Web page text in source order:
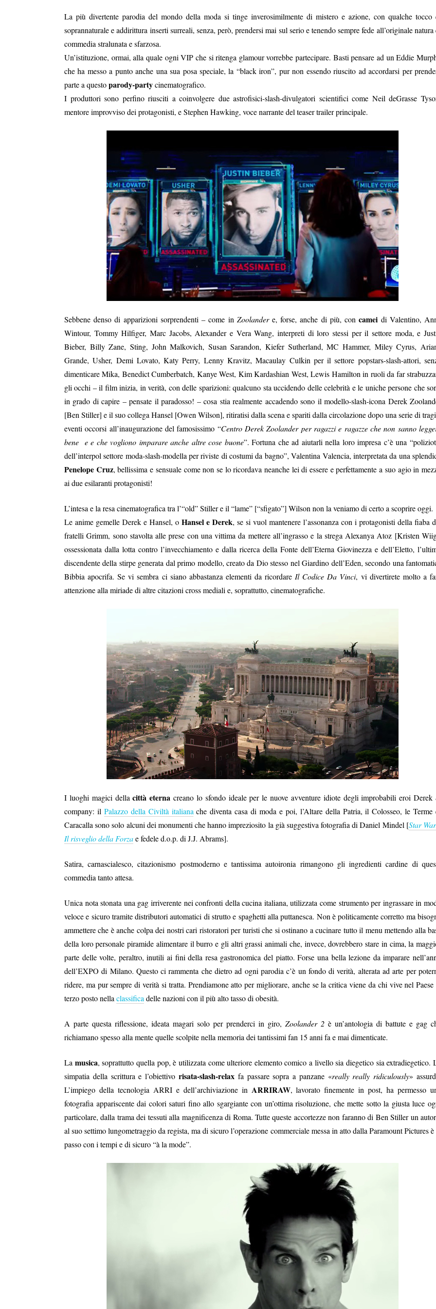
La più divertente parodia del mondo della moda si tinge inverosimilmente di mistero e azione, con qualche tocco
soprannaturale e addirittura inserti surreali, senza, però, prendersi mai sul serio e tenendo sempre fede all’originale natura
commedia stralunata e sfarzosa.
Un’istituzione, ormai, alla quale ogni VIP che si ritenga glamour vorrebbe partecipare. Basti pensare ad un Eddie
che ha messo a punto anche una sua posa speciale, la “black iron”, pur non essendo riuscito ad accordarsi per
parte a questoparody-partycinematografico.
I produttori sono perfino riusciti a coinvolgere due astrofisici-slash-divulgatori scientifici come Neil deGrasse
mentore improvviso dei protagonisti, e Stephen Hawking, voce narrante del teaser trailer principale.
Sebbene denso di apparizioni sorprendenti – come in Zoolandere, forse, anche di più, concamei di Valentino,
Wintour, Tommy Hilfiger, Marc Jacobs, Alexander e Vera Wang, interpreti di loro stessi per il settore moda, e
Bieber, Billy Zane, Sting, John Malkovich, Susan Sarandon, Kiefer Sutherland, MC Hammer, Miley Cyrus,
Grande, Usher, Demi Lovato, Katy Perry, Lenny Kravitz, Macaulay Culkin per il settore popstars-slash-attori,
dimenticare Mika, Benedict Cumberbatch, Kanye West, Kim Kardashian West, Lewis Hamilton in ruoli da far
gli occhi – il film inizia, in verità, con delle sparizioni: qualcuno sta uccidendo delle celebrità e le uniche persone che
in grado di capire – pensate il paradosso! – cosa stia realmente accadendo sono il modello-slash-icona Derek
[Ben Stiller] e il suo collega Hansel [Owen Wilson], ritiratisi dalla scena e spariti dalla circolazione dopo una serie di
eventi occorsi all’inaugurazione del famosissimo “Centro Derek Zoolander per ragazzi e ragazze che non sanno
bene e e che vogliono imparare anche altre cose buone”. Fortuna che ad aiutarli nella loro impresa c’è una
dell’interpol settore moda-slash-modella per riviste di costumi da bagno”, Valentina Valencia, interpretata da una
Penelope Cruz, bellissima e sensuale come non se lo ricordava neanche lei di essere e perfettamente a suo agio in
ai due esilaranti protagonisti!
L’intesa e la resa cinematografica tra l’“old” Stiller e il “lame” [“sfigato”] Wilson non la veniamo di certo a scoprire oggi.
Le anime gemelle Derek e Hansel, o Hansel e Derek, se si vuol mantenere l’assonanza con i protagonisti della fiaba
fratelli Grimm, sono stavolta alle prese con una vittima da mettere all’ingrasso e la strega Alexanya Atoz [Kristen
ossessionata dalla lotta contro l’invecchiamento e dalla ricerca della Fonte dell’Eterna Giovinezza e dell’Eletto,
discendente della stirpe generata dal primo modello, creato da Dio stesso nel Giardino dell’Eden, secondo una
Bibbia apocrifa. Se vi sembra ci siano abbastanza elementi da ricordare Il Codice Da Vinci, vi divertirete molto a
attenzione alla miriade di altre citazioni cross mediali e, soprattutto, cinematografiche.
I luoghi magici dellacittà eterna creano lo sfondo ideale per le nuove avventure idiote degli improbabili eroi
company: il Palazzo della Civiltà italiana che diventa casa di moda e poi, l’Altare della Patria, il Colosseo, le Terme
Caracalla sono solo alcuni dei monumenti che hanno impreziosito la già suggestiva fotografia di Daniel Mindel [Star
Il risveglio della Forzae fedele d.o.p. di J.J. Abrams].
Satira, carnascialesco, citazionismo postmoderno e tantissima autoironia rimangono gli ingredienti cardine di
commedia tanto attesa.
Unica nota stonata una gag irriverente nei confronti della cucina italiana, utilizzata come strumento per ingrassare in
veloce e sicuro tramite distributori automatici di strutto e spaghetti alla puttanesca. Non è politicamente corretto ma
ammettere che è anche colpa dei nostri cari ristoratori per turisti che si ostinano a cucinare tutto il menu mettendo alla
della loro personale piramide alimentare il burro e gli altri grassi animali che, invece, dovrebbero stare in cima, la
parte delle volte, peraltro, inutili ai fini della resa gastronomica del piatto. Forse una bella lezione da imparare
dell’EXPO di Milano. Questo ci rammenta che dietro ad ogni parodia c’è un fondo di verità, alterata ad arte per
ridere, ma pur sempre di verità si tratta. Prendiamone atto per migliorare, anche se la critica viene da chi vive nel Paese
terzo posto nella classifica delle nazioni con il più alto tasso di obesità.
A parte questa riflessione, ideata magari solo per prenderci in giro, Zoolander 2 è un’antologia di battute e gag
richiamano spesso alla mente quelle scolpite nella memoria dei tantissimi fan 15 anni fa e mai dimenticate.
La musica, soprattutto quella pop, è utilizzata come ulteriore elemento comico a livello sia diegetico sia extradiegetico.
simpatia della scrittura e l’obiettivo risata-slash-relaxfa passare sopra a panzane «really really ridiculously»
L’impiego della tecnologia ARRI e dell’archiviazione in ARRIRAW, lavorato finemente in post, ha permesso
fotografia appariscente dai colori saturi fino allo sgargiante con un’ottima risoluzione, che mette sotto la giusta luce
particolare, dalla trama dei tessuti alla magnificenza di Roma. Tutte queste accortezze non faranno di Ben Stiller un
al suo settimo lungometraggio da regista, ma di sicuro l’operazione commerciale messa in atto dalla Paramount Pictures è
passo con i tempi e di sicuro “à la mode”.